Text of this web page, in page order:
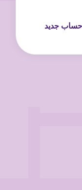
حساب جديد